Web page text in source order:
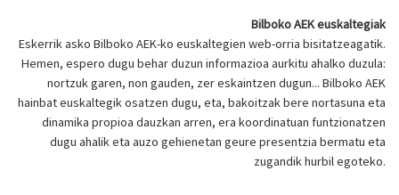
Bilboko AEK euskaltegiak
Eskerrik asko Bilboko AEK-ko euskaltegien web-orria bisitatzeagatik.
Hemen, espero dugu behar duzun informazioa aurkitu ahalko duzula:
nortzuk garen, non gauden, zer eskaintzen dugun... Bilboko AEK
hainbat euskaltegik osatzen dugu, eta, bakoitzak bere nortasuna eta
dinamika propioa dauzkan arren, era koordinatuan funtzionatzen
dugu ahalik eta auzo gehienetan geure presentzia bermatu eta
zugandik hurbil egoteko.